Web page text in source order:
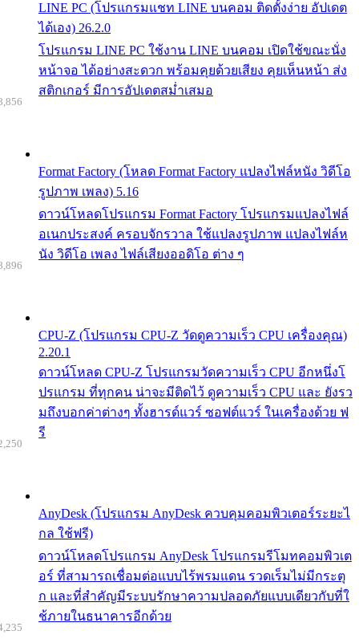
LINE PC (โปรแกรมแชท LINE บนคอม ติดตั้งง่าย อัปเดต
ได้เอง) 26.2.0
โปรแกรม LINE PC ใช้งาน LINE บนคอม เปิดใช้ขณะนั่ง
หน้าจอ ได้อย่างสะดวก พร้อมคุยด้วยเสียง คุยเห็นหน้า ส่ง
สติกเกอร์ มีการอัปเดตสม่ำเสมอ
Format Factory (โหลด Format Factory แปลงไฟล์หนัง วิดีโอ
รูปภาพ เพลง) 5.16
ดาวน์โหลดโปรแกรม Format Factory โปรแกรมแปลงไฟล์
อเนกประสงค์ ครอบจักรวาล ใช้แปลงรูปภาพ แปลงไฟล์ห
นัง วิดีโอ เพลง ไฟล์เสียงออดิโอ ต่าง ๆ
CPU-Z (โปรแกรม CPU-Z วัดดูความเร็ว CPU เครื่องคุณ)
2.20.1
ดาวน์โหลด CPU-Z โปรแกรมวัดความเร็ว CPU อีกหนึ่งโ
ปรแกรม ที่ทุกคน น่าจะมีติดไว้ ดูความเร็ว CPU และ ยังรว
มถึงบอกค่าต่างๆ ทั้งฮารด์แวร์ ซอฟต์แวร์ ในเครื่องด้วย ฟ
รี
AnyDesk (โปรแกรม AnyDesk ควบคุมคอมพิวเตอร์ระยะไ
กล ใช้ฟรี)
ดาวน์โหลดโปรแกรม AnyDesk โปรแกรมรีโมทคอมพิวเต
อร์ ที่สามารถเชื่อมต่อแบบไร้พรมแดน รวดเร็มไม่มีกระตุ
ก และที่สำคัญมีระบบรักษาความปลอดภัยแบบเดียวกับที่ใ
ช้ภายในธนาคารอีกด้วย